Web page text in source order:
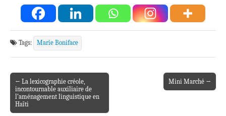
Tags: Marie Boniface
Post navigation
← La lexicographie créole,
incontournable auxiliaire de
l’aménagement linguistique en
Haïti
Mini Marché →